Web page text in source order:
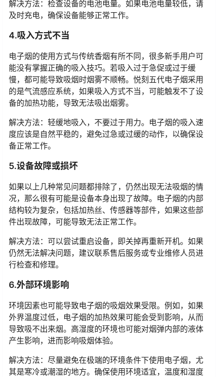
解决方法：检查设备的电池电量。如果电池电量较低，请
及时充电，确保设备能够正常工作。
4.吸入方式不当
电子烟的使用方式与传统香烟有所不同，很多新手用户可
能没有掌握正确的吸入技巧。若吸入过于急促或过于缓
慢，都可能导致吸烟时烟雾不顺畅。悦刻五代电子烟采用
的是气流感应系统，如果吸入方式不当，可能触发不了设
备的加热功能，导致无法吸出烟雾。
解决方法：轻缓地吸入，不要过于用力。电子烟的吸入速
度应该是自然平稳的，避免过急或过缓的动作，以确保设
备正常工作。
5.设备故障或损坏
如果以上几种常见问题都排除了，仍然出现无法吸烟的情
况，那么很有可能是设备本身出现了故障。电子烟的内部
结构较为复杂，包括加热丝、传感器等部件，如果这些部
件出现故障，可能导致无法正常工作。
解决方法：可以尝试重启设备，即关掉再重新开机。如果
仍然无法解决问题，建议联系售后服务或专业维修人员进
行检查和修理。
6.外部环境影响
环境因素也可能导致电子烟的吸烟效果受限。例如，如果
外界温度过低，电子烟的加热效果可能会受到影响，从而
导致吸不出来烟。高湿度的环境也可能对烟弹内部的液体
产生影响，进而影响吸烟体验。
解决方法：尽量避免在极端的环境条件下使用电子烟，尤
其是寒冷或潮湿的地方。确保使用环境适宜，温度和湿度